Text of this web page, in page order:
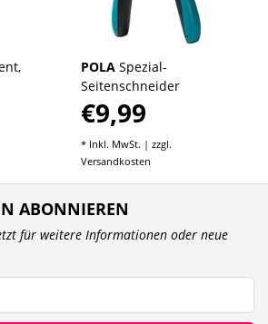
POLA Spezial-
Seitenschneider
€9,99
* Inkl. MwSt. | zzgl.
Versandkosten
ABONNIEREN
für weitere Informationen oder neue